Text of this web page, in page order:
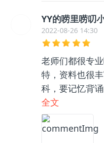
YY的唠里唠叨
2022-08-26 14:30
老师们都很专
特，资料也很
科，要记忆背
绪，和咨询老
架清晰了很多，
全文